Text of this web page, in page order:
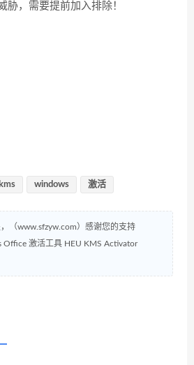
胁，需要提前加入排除！
kms windows 激活
（www.sfzyw.com）感谢您的支持
Office 激活工具 HEU KMS Activator